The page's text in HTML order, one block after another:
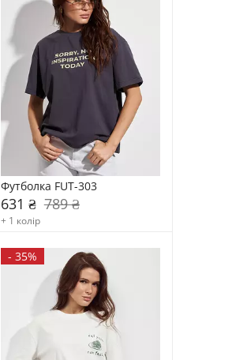
Футболка FUT-303
631 ₴ 789 ₴
+ 1 колір
- 35%